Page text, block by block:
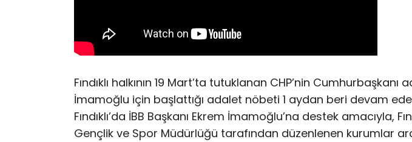
Fındıklı halkının 19 Mart’ta tutuklanan CHP’nin Cumhurbaşkanı
İmamoğlu için başlattığı adalet nöbeti 1 aydan beri devam
Fındıklı’da İBB Başkanı Ekrem İmamoğlu’na destek amacıyla,
Gençlik ve Spor Müdürlüğü tarafından düzenlenen kurumlar